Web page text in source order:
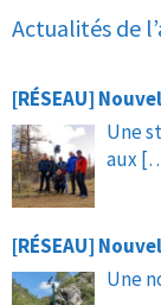
Actualités de
[RÉSEAU]
Une
aux
[RÉSEAU]
Une